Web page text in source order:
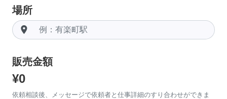
場所
room
販売金額
¥0
依頼相談後、メッセージで依頼者と仕事詳細のすり合わせができま